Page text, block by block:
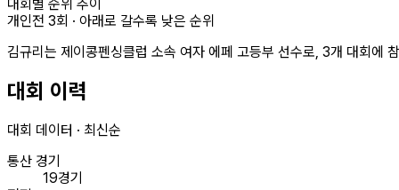
대회별 순위 추이
개인전 3회 · 아래로 갈수록 낮은 순위
김규리는 제이콩펜싱클럽 소속 여자 에페 고등부 선수로, 3개 대회에
대회 이력
대회 데이터 · 최신순
통산 경기
19경기